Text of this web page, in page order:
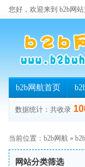
您好，欢迎来到 b2b网
b2b网航首页
数据统计：共收录
当前位置： b2b网航 »
网站分类筛选